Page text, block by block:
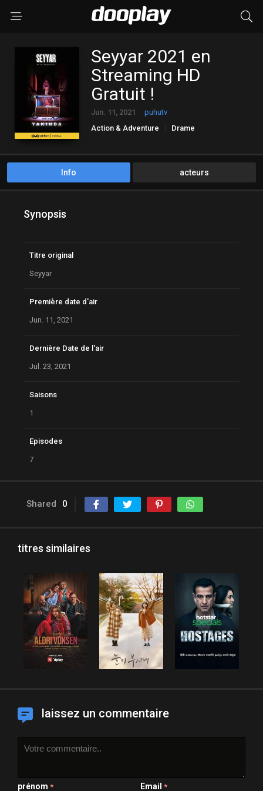
Seyyar 2021 en
Streaming HD
Gratuit !
Jun. 11, 2021
puhutv
Action & Adventure
Drame
Info acteurs
Synopsis
Titre original
Seyyar
Première date d'air
Jun. 11, 2021
Dernière Date de l'air
Jul. 23, 2021
Saisons
1
Episodes
7
Shared 0
titres similaires
laissez un commentaire
prénom * Email *